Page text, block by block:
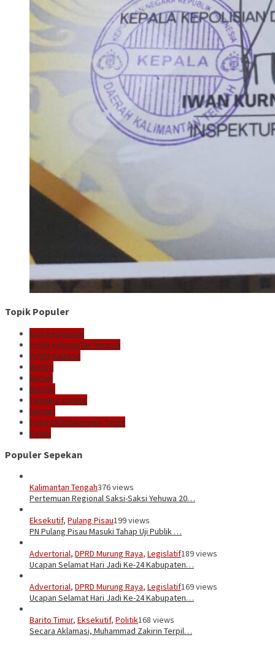
Topik Populer
Giat Kepolisian
Polda Kalimantan Tengah
Polda Kalteng
Bartim
Barsel
Buntok
Tamiang Layang
Sampit
Polres Kotawaringin Timur
Kotim
Populer Sepekan
Kalimantan Tengah376 views
Pertemuan Regional Saksi-Saksi Yehuwa 20…
Eksekutif, Pulang Pisau199 views
PN Pulang Pisau Masuki Tahap Uji Publik …
Advertorial, DPRD Murung Raya, Legislatif189 views
Ucapan Selamat Hari Jadi Ke-24 Kabupaten…
Advertorial, DPRD Murung Raya, Legislatif169 views
Ucapan Selamat Hari Jadi Ke-24 Kabupaten…
Barito Timur, Eksekutif, Politik168 views
Secara Aklamasi, Muhammad Zakirin Terpil…